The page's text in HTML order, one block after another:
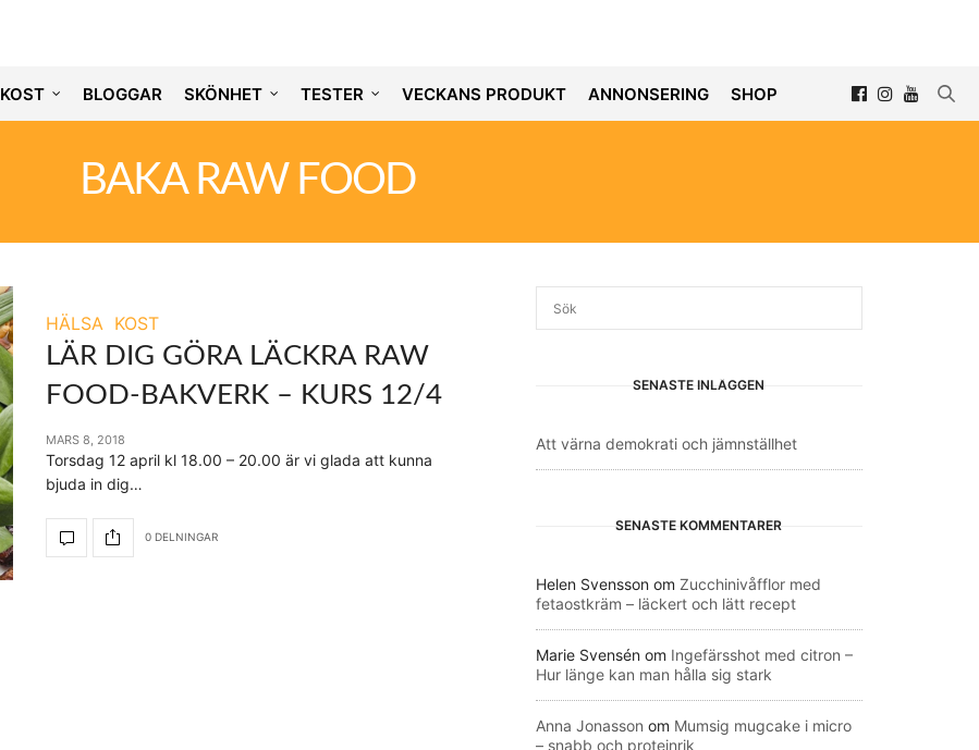
KOST BLOGGAR SKÖNHET TESTER VECKANS PRODUKT ANNONSERING SHOP
BAKA RAW FOOD
HÄLSA KOST
LÄR DIG GÖRA LÄCKRA RAW
FOOD-BAKVERK – KURS 12/4
MARS 8, 2018
Torsdag 12 april kl 18.00 – 20.00 är vi glada att kunna
bjuda in dig…
0 DELNINGAR
SENASTE INLÄGGEN
Att värna demokrati och jämnställhet
SENASTE KOMMENTARER
Helen Svensson om Zucchinivåfflor med
fetaostkräm – läckert och lätt recept
Marie Svensén om Ingefärsshot med citron –
Hur länge kan man hålla sig stark
Anna Jonasson om Mumsig mugcake i micro
– snabb och proteinrik